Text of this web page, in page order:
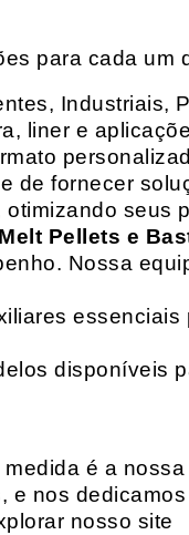
para cada um
Industriais,
liner e
de fornecer
seus
Pellets e
Nossa
essenciais
disponíveis
é a
e nos
nosso site